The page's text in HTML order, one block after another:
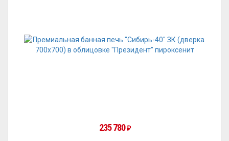
235 780 ₽